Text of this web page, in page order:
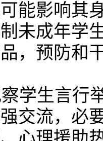
能影响其
未成年学
，预防和
察学生言
交流，必